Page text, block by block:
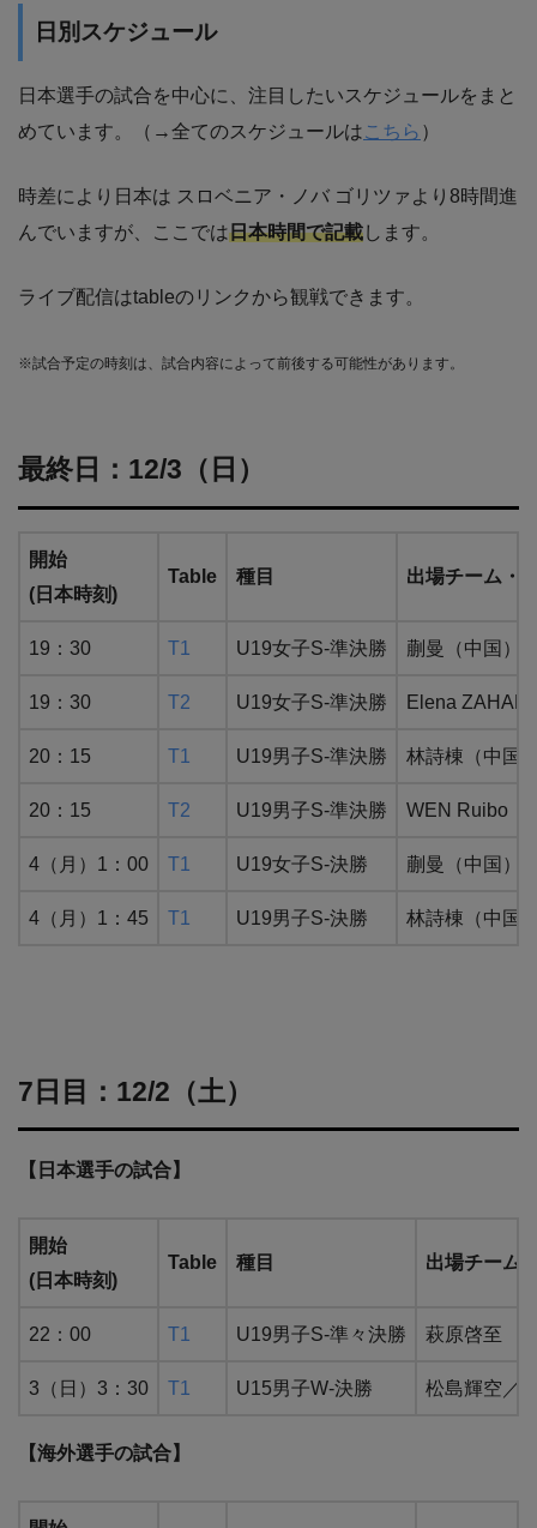
日別スケジュール
日本選手の試合を中心に、注目したいスケジュールをまと
めています。（→全てのスケジュールはこちら ）
時差により日本は スロベニア・ノバ ゴリツァより8時間進
んでいますが、ここでは日本時間で記載します。
ライブ配信はtableのリンクから観戦できます。
※試合予定の時刻は、試合内容によって前後する可能性があります。
最終日：12/3（日）
開始
(日本時刻)
Table 種目 出場チーム・
19：30 T1 U19女子S-準決勝 蒯曼（中国）
19：30 T2 U19女子S-準決勝 Elena
20：15 T1 U19男子S-準決勝 林詩棟（中
20：15 T2 U19男子S-準決勝 WEN Ruibo
4（月）1：00 T1 U19女子S-決勝 蒯曼（中国）
4（月）1：45 T1 U19男子S-決勝 林詩棟（中
7日目：12/2（土）
【日本選手の試合】
開始
(日本時刻)
Table 種目 出場チーム
22：00 T1 U19男子S-準々決勝 萩原啓至
3（日）3：30 T1 U15男子W-決勝 松島輝空／
【海外選手の試合】